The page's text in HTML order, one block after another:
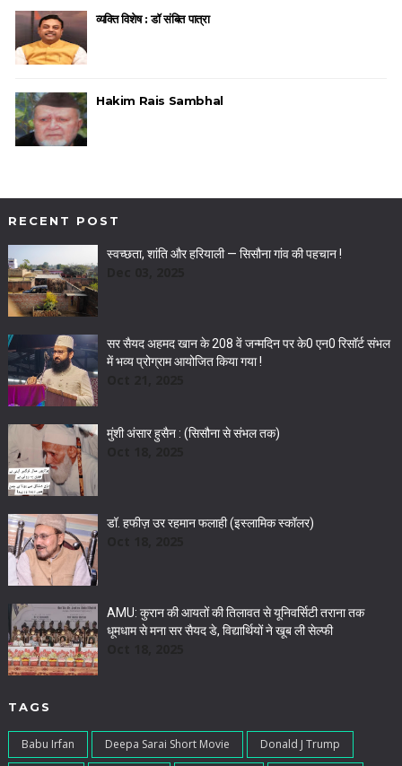
व्यक्ति विशेष : डॉ संबित पात्रा
Hakim Rais Sambhal
RECENT POST
स्वच्छता, शांति और हरियाली — सिसौना गांव की पहचान !
सर सैयद अहमद खान के 208 वें जन्मदिन पर के0 एन0 रिसॉर्ट संभल
में भव्य प्रोग्राम आयोजित किया गया !
मुंशी अंसार हुसैन : (सिसौना से संभल तक)
डॉ. हफीज़ उर रहमान फलाही (इस्लामिक स्कॉलर)
AMU: कुरान की आयतों की तिलावत से यूनिवर्सिटी तराना तक
धूमधाम से मना सर सैयद डे, विद्यार्थियों ने खूब ली सेल्फी
TAGS
Babu Irfan Deepa Sarai Short Movie Donald J Trump